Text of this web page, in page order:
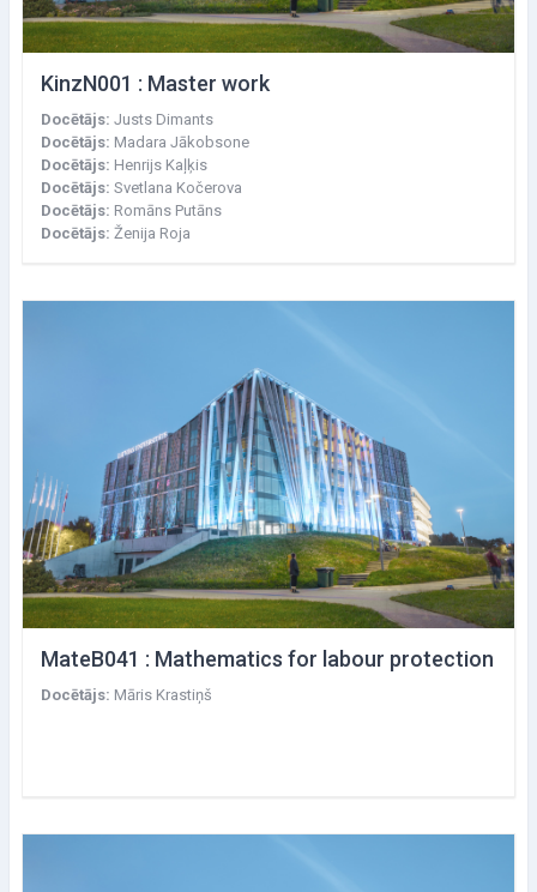
KinzN001 : Master work
Docētājs: Justs Dimants
Docētājs: Madara Jākobsone
Docētājs: Henrijs Kaļķis
Docētājs: Svetlana Kočerova
Docētājs: Romāns Putāns
Docētājs: Ženija Roja
MateB041 : Mathematics for labour protection
Docētājs: Māris Krastiņš